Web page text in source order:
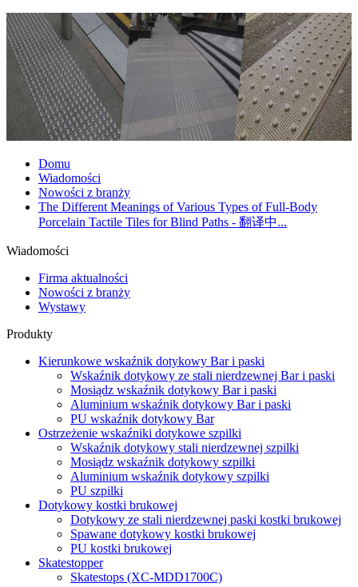
Domu
Wiadomości
Nowości z branży
The Different Meanings of Various Types of Full-Body
Porcelain Tactile Tiles for Blind Paths - 翻译中...
Wiadomości
Firma aktualności
Nowości z branży
Wystawy
Produkty
Kierunkowe wskaźnik dotykowy Bar i paski
Wskaźnik dotykowy ze stali nierdzewnej Bar i paski
Mosiądz wskaźnik dotykowy Bar i paski
Aluminium wskaźnik dotykowy Bar i paski
PU wskaźnik dotykowy Bar
Ostrzeżenie wskaźniki dotykowe szpilki
Wskaźnik dotykowy stali nierdzewnej szpilki
Mosiądz wskaźnik dotykowy szpilki
Aluminium wskaźnik dotykowy szpilki
PU szpilki
Dotykowy kostki brukowej
Dotykowy ze stali nierdzewnej paski kostki brukowej
Spawane dotykowy kostki brukowej
PU kostki brukowej
Skatestopper
Skatestops (XC-MDD1700C)